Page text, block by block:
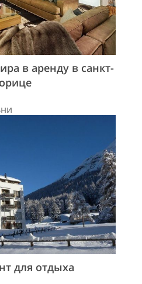
в аренду в санкт-
для отдыха